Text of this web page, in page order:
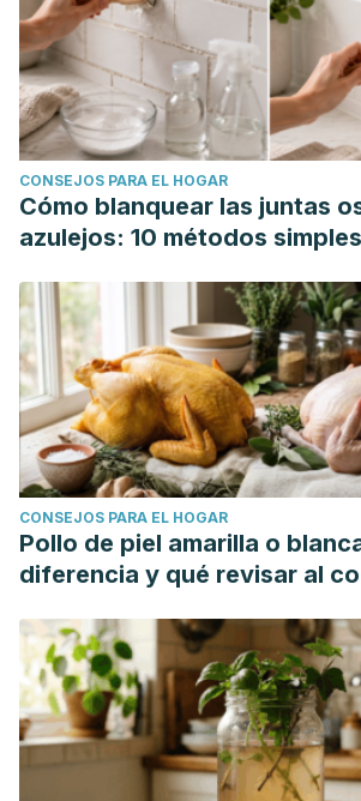
sodium nitrite in the production of
sausages - Impact on microbiological,
sensory aspects. Meat Sci. 2017
Soliman HA, El-Desouky MA, Hozayen
Khaliefa AK. Hepatoprotective effects
chicory aqueous extracts against
in experimental rats. J Intercult
27;5(1):65-71.
Tang EL, Rajarajeswaran J, Fung S,
Petroselinum crispum has antioxidant
against DNA damage and inhibits
migration of cancer cells. J Sci Food
Oct;95(13):2763-71.
Yanardağ R, Bolkent S, Tabakoğlu-
O. Effects of Petroselinum crispum
cells and blood glucose of
diabetic rats. Biol Pharm Bull. 2003
CONSEJOS PARA EL HOGAR
Cómo blanquear las juntas
azulejos: 10 métodos
CONSEJOS PARA EL HOGAR
Pollo de piel amarilla o
diferencia y qué revisar al